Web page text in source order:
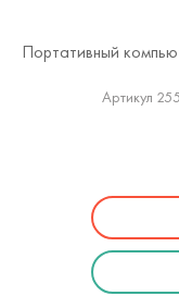
Портативный
Артикул